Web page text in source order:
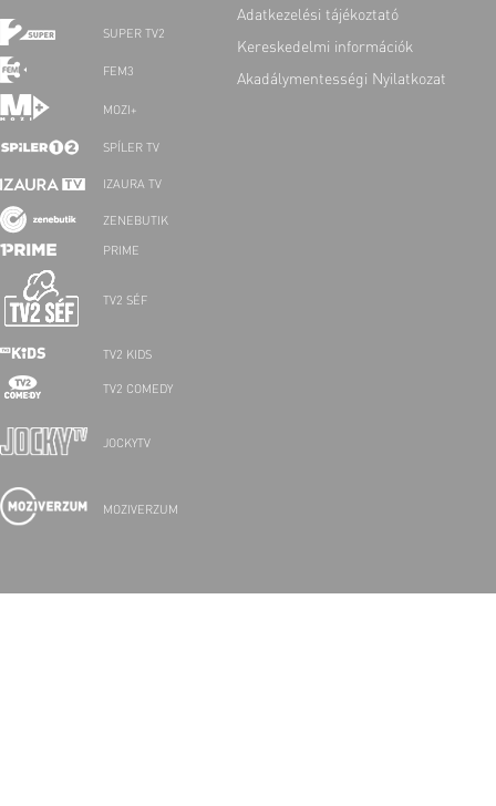
SUPER TV2
FEM3
MOZI+
SPÍLER TV
IZAURA TV
ZENEBUTIK
PRIME
TV2 SÉF
TV2 KIDS
TV2 COMEDY
JOCKYTV
MOZIVERZUM
Adatkezelési tájékoztató
Kereskedelmi információk
Akadálymentességi Nyilatkozat